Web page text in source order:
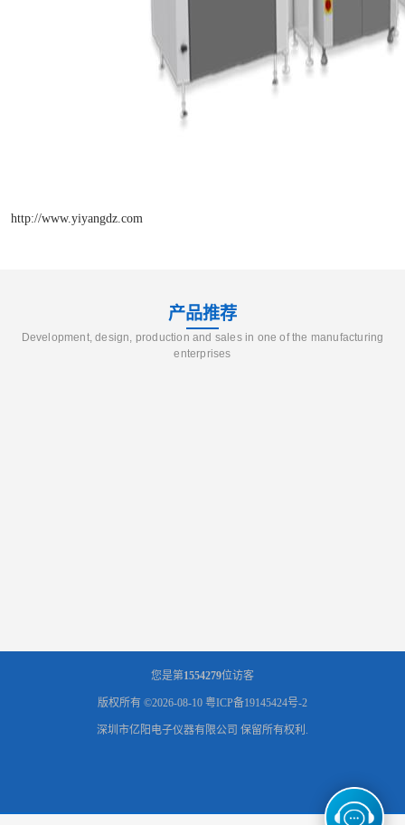
http://www.yiyangdz.com
产品推荐
Development, design, production and sales in one of the manufacturing
enterprises
您是第1554279位访客
版权所有 ©2026-08-10 粤ICP备19145424号-2
深圳市亿阳电子仪器有限公司 保留所有权利.